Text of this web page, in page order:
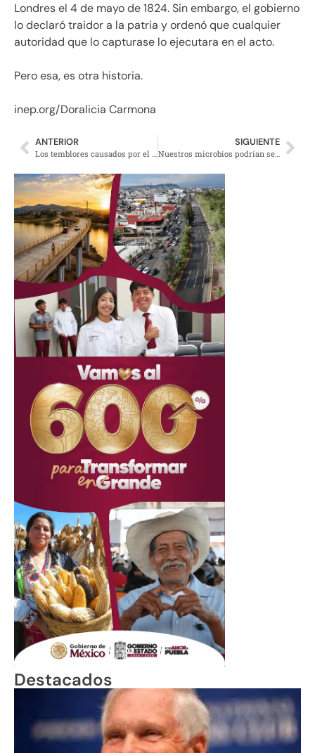
Londres el 4 de mayo de 1824. Sin embargo, el gobierno
lo declaró traidor a la patria y ordenó que cualquier
autoridad que lo capturase lo ejecutara en el acto.
Pero esa, es otra historia.
inep.org/Doralicia Carmona
ANTERIOR
Los temblores causados por el fracking ya causaron daño en una primaria de NL
SIGUIENTE
Nuestros microbios podrían ser más importantes que los genes
Destacados